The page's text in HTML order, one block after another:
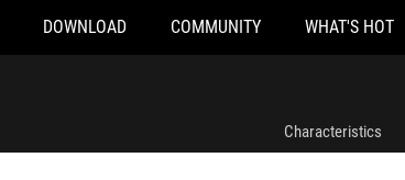
DOWNLOAD COMMUNITY WHAT'S HOT
Characteristics